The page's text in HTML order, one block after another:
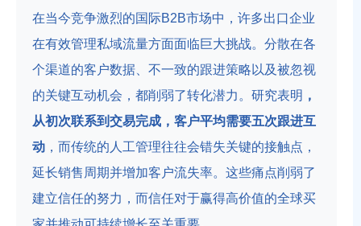
在当今竞争激烈的国际B2B市场中，许多出口企业
在有效管理私域流量方面面临巨大挑战。分散在各
个渠道的客户数据、不一致的跟进策略以及被忽视
的关键互动机会，都削弱了转化潜力。研究表明 ，
从初次联系到交易完成，客户平均需要五次跟进互
动 ，而传统的人工管理往往会错失关键的接触点，
延长销售周期并增加客户流失率。这些痛点削弱了
建立信任的努力，而信任对于赢得高价值的全球买